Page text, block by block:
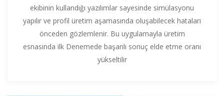
ekibinin kullandığı yazılımlar sayesinde simülasyonu
yapılır ve profil üretim aşamasında oluşabilecek hataları
önceden gözlemlenir. Bu uygulamayla üretim
esnasında ilk Denemede başarılı sonuç elde etme oranı
yükseltilir